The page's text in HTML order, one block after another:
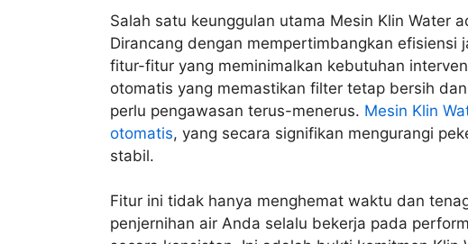
Salah satu keunggulan utama Mesin Klin Water
Dirancang dengan mempertimbangkan efisiensi
fitur-fitur yang meminimalkan kebutuhan
otomatis yang memastikan filter tetap bersih
perlu pengawasan terus-menerus. Mesin Klin
otomatis, yang secara signifikan mengurangi
stabil.
Fitur ini tidak hanya menghemat waktu dan
penjernihan air Anda selalu bekerja pada